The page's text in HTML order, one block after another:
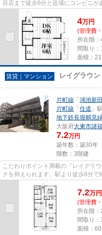
目店まで徒歩6分と近場にコンビニ
自走式駐車場がご利用いただけ...
4万円
(管理費
所在階：
間取り
面積：
賃貸｜マンション レイグラウン
片町線 「 鴻池新田
片町線 「 住道 」
地下鉄長堀鶴見
大阪府大東市諸
7.2万円
築年数：築30年
階数：3階建
こだわりポイント満載の『レイグラ
クを抑えられます。駅より徒歩8分
す。防犯対策の行き届いた造り...
7.2万円
(管理費
所在階：
間取り
面積：